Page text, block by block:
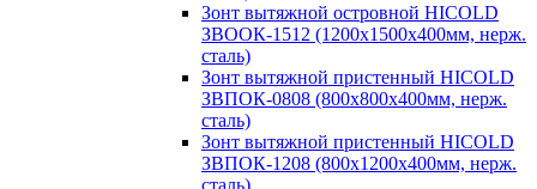
Зонт вытяжной островной HICOLD
ЗВООК-1512 (1200х1500х400мм, нерж.
сталь)
Зонт вытяжной пристенный HICOLD
ЗВПОК-0808 (800х800х400мм, нерж.
сталь)
Зонт вытяжной пристенный HICOLD
ЗВПОК-1208 (800х1200х400мм, нерж.
сталь)